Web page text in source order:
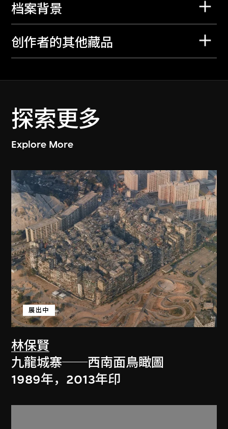
档案背景
创作者的其他藏品
探索更多
Explore More
林保賢
展出中
九龍城寨──西南面鳥瞰圖
1989年，2013年印